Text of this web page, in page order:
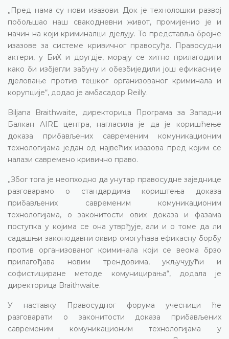
„Пред нама су нови изазови. Док је технолошки развој
побољшао наш свакодневни живот, промијенио је и
начин на који криминалци дјелују. То представља бројне
изазове за системе кривичног правосуђа. Правосудни
актери, у БиХ и другдје, морају се хитно прилагодити
како би избјегли забуну и обезбиједили још ефикасније
дјеловање против тешког организованог криминала и
корупције“, додао је амбасадор Reilly.
Biljana Braithwaite, директорица Програма за Западни
Балкан AIRE центра, нагласила је да је коришћење
доказа прибављених савременим комуникационим
технологијама један од највећих изазова пред којим се
налази савремено кривично право.
„Због тога је неопходно да унутар правосудне заједнице
разговарамо о стандардима кориштења доказа
прибављених савременим комуникационим
технологијама, о законитости ових доказа и фазама
поступка у којима се она утврђује, али и о томе да ли
садашњи законодавни оквир омогућава ефикасну борбу
против организованог криминала који се веома брзо
прилагођава новим трендовима, укључујући и
софистициране методе комуницирања“, додала је
директорица Braithwaite.
У наставку Правосудног форума учесници ће
разговарати о законитости доказа прибављених
савременим комуникационим технологијама у